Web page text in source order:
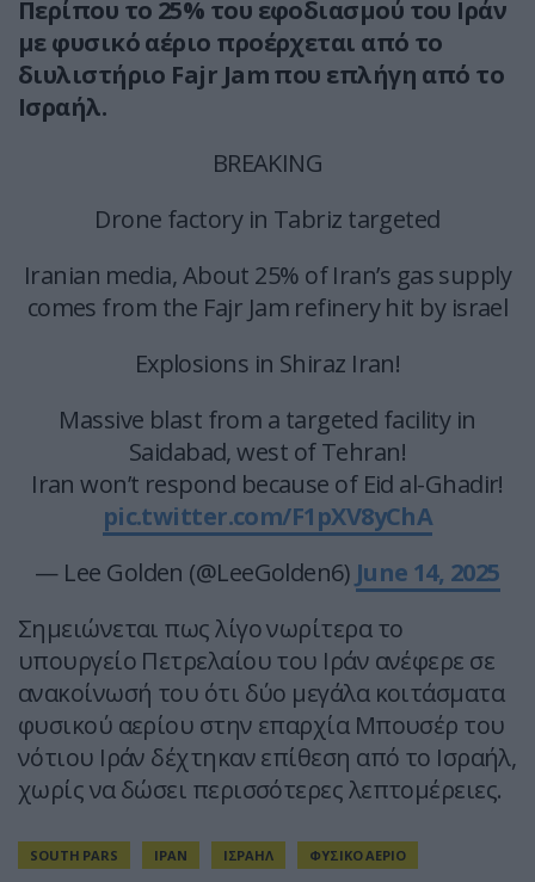
Περίπου το 25% του εφοδιασμού του Ιράν
με φυσικό αέριο προέρχεται από το
διυλιστήριο Fajr Jam που επλήγη από το
Ισραήλ.
BREAKING
Drone factory in Tabriz targeted
Iranian media, About 25% of Iran’s gas supply
comes from the Fajr Jam refinery hit by israel
Explosions in Shiraz Iran!
Massive blast from a targeted facility in
Saidabad, west of Tehran!
Iran won’t respond because of Eid al-Ghadir!
pic.twitter.com/F1pXV8yChA
— Lee Golden (@LeeGolden6) June 14, 2025
Σημειώνεται πως λίγο νωρίτερα το
υπουργείο Πετρελαίου του Ιράν ανέφερε σε
ανακοίνωσή του ότι δύο μεγάλα κοιτάσματα
φυσικού αερίου στην επαρχία Μπουσέρ του
νότιου Ιράν δέχτηκαν επίθεση από το Ισραήλ,
χωρίς να δώσει περισσότερες λεπτομέρειες.
SOUTH PARS ΙΡΑΝ ΙΣΡΑΗΛ ΦΥΣΙΚΟ ΑΕΡΙΟ